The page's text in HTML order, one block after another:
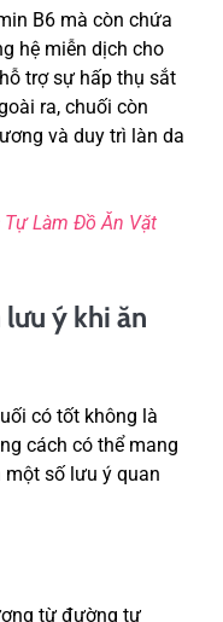
B6 mà còn chứa
hệ miễn dịch cho
trợ sự hấp thụ sắt
ra, chuối còn
và duy trì làn da
Làm Đồ Ăn Vặt
ý khi ăn
có tốt không là
cách có thể mang
số lưu ý quan
từ đường tự